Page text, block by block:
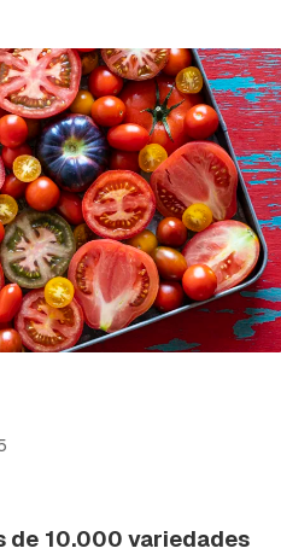
de 10.000 variedades